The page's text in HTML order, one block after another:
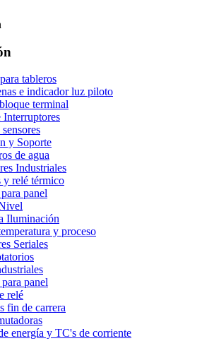
tableros
e indicador luz piloto
terminal
Interruptores
y Soporte
de agua
Industriales
y relé térmico
panel
Iluminación
y proceso
Seriales
panel
relé
fin de carrera
energía y TC's de corriente